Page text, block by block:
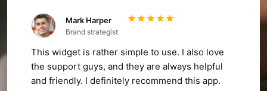
Mark Harper
Brand strategist
This widget is rather simple to use. I also love
the support guys, and they are always helpful
and friendly. I definitely recommend this app.